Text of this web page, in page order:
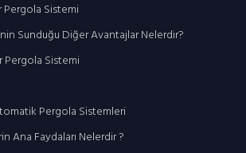
Pergola Sistemi
Sunduğu Diğer Avantajlar Nelerdir?
Pergola Sistemi
Pergola Sistemleri
Ana Faydaları Nelerdir ?